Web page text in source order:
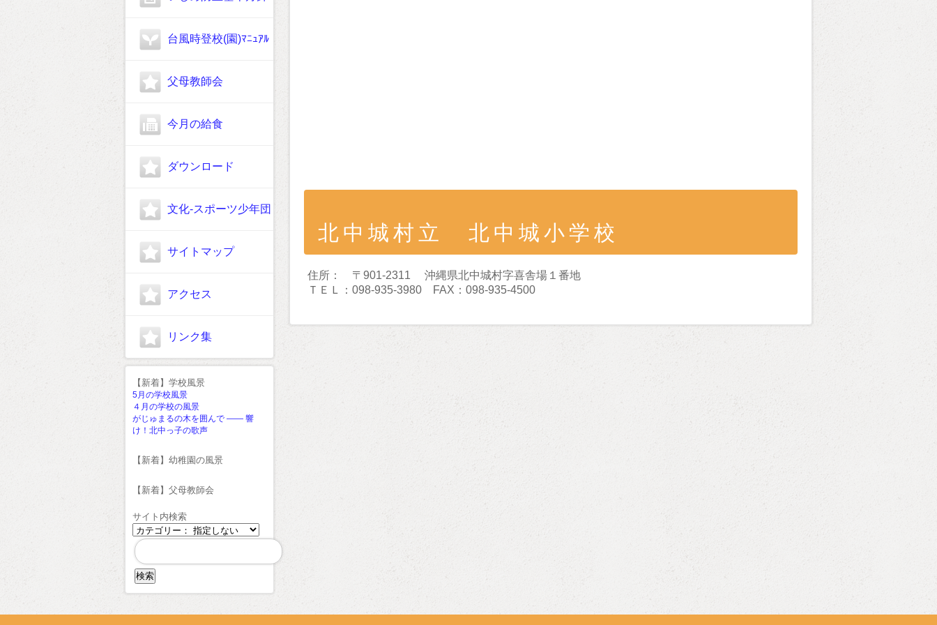
台風時登校(園)ﾏﾆｭｱﾙ
父母教師会
今月の給食
ダウンロード
文化-スポーツ少年団
サイトマップ
アクセス
リンク集
【新着】学校風景
5月の学校風景
４月の学校の風景
がじゅまるの木を囲んで ―― 響
け！北中っ子の歌声
【新着】幼稚園の風景
【新着】父母教師会
サイト内検索
北中城村立 北中城小学校
住所： 〒901-2311 沖縄県北中城村字喜舎場１番地
ＴＥＬ：098-935-3980 FAX：098-935-4500